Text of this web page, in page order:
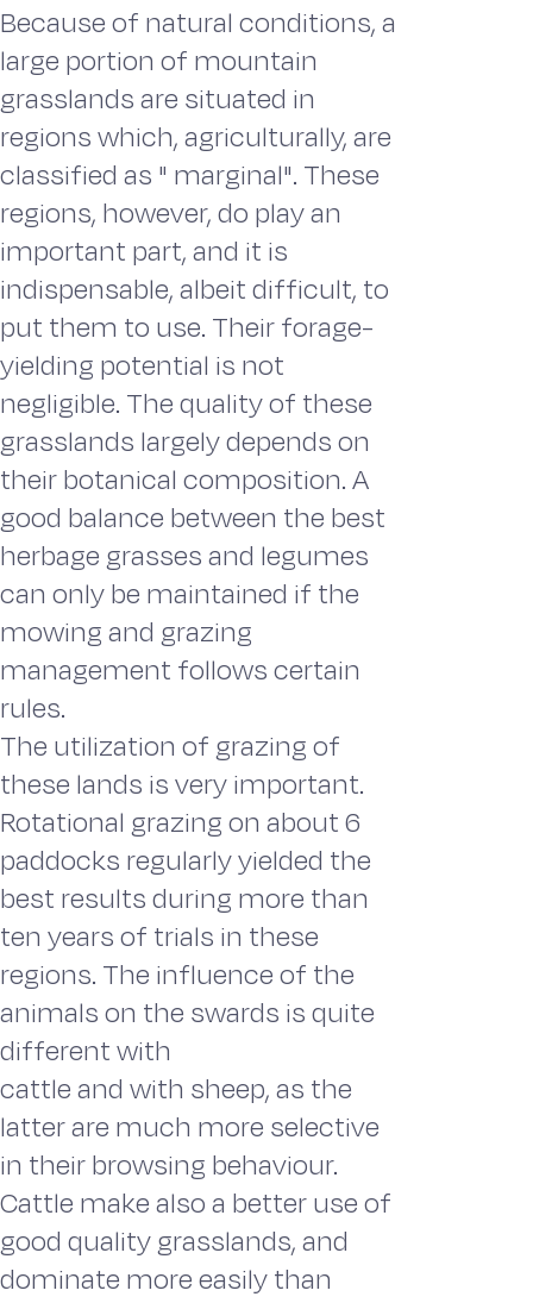
Because of natural conditions, a
large portion of mountain
grasslands are situated in
regions which, agriculturally, are
classified as " marginal". These
regions, however, do play an
important part, and it is
indispensable, albeit difficult, to
put them to use. Their forage-
yielding potential is not
negligible. The quality of these
grasslands largely depends on
their botanical composition. A
good balance between the best
herbage grasses and legumes
can only be maintained if the
mowing and grazing
management follows certain
rules.
The utilization of grazing of
these lands is very important.
Rotational grazing on about 6
paddocks regularly yielded the
best results during more than
ten years of trials in these
regions. The influence of the
animals on the swards is quite
different with
cattle and with sheep, as the
latter are much more selective
in their browsing behaviour.
Cattle make also a better use of
good quality grasslands, and
dominate more easily than